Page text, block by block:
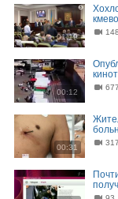
01:19
00:12
00:31